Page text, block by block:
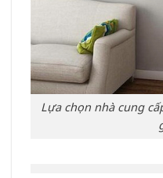
Lựa chọn nhà cung